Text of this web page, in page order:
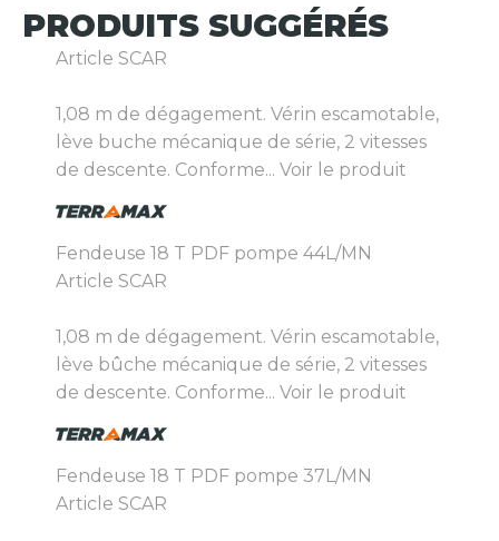
PRODUITS SUGGÉRÉS
Article SCAR
1,08 m de dégagement. Vérin escamotable,
lève buche mécanique de série, 2 vitesses
de descente. Conforme... Voir le produit
Fendeuse 18 T PDF pompe 44L/MN
Article SCAR
1,08 m de dégagement. Vérin escamotable,
lève bûche mécanique de série, 2 vitesses
de descente. Conforme... Voir le produit
Fendeuse 18 T PDF pompe 37L/MN
Article SCAR